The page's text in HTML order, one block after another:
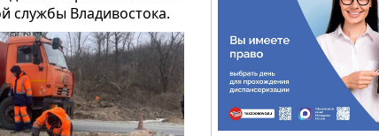
службы Владивостока.